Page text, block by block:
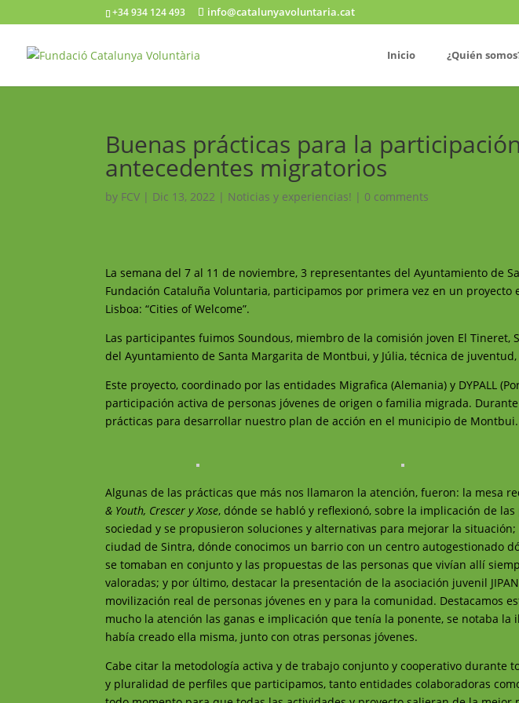
+34 934 124 493 info@catalunyavoluntaria.cat
Inicio ¿Quién
Buenas prácticas para la
antecedentes migratorios
by FCV | Dic 13, 2022 | Noticias y experiencias! | 0 comments
La semana del 7 al 11 de noviembre, 3 representantes del Ayuntamiento de
Fundación Cataluña Voluntaria, participamos por primera vez en un proyecto
Lisboa: “Cities of Welcome”.
Las participantes fuimos Soundous, miembro de la comisión joven El Tineret,
del Ayuntamiento de Santa Margarita de Montbui, y Júlia, técnica de
Este proyecto, coordinado por las entidades Migrafica (Alemania) y DYPALL
participación activa de personas jóvenes de origen o familia migrada.
prácticas para desarrollar nuestro plan de acción en el municipio de Montbui.
Algunas de las prácticas que más nos llamaron la atención, fueron: la mesa
& Youth, Crescer y Xose, dónde se habló y reflexionó, sobre la implicación de
sociedad y se propusieron soluciones y alternativas para mejorar la
ciudad de Sintra, dónde conocimos un barrio con un centro autogestionado
se tomaban en conjunto y las propuestas de las personas que vivían allí
valoradas; y por último, destacar la presentación de la asociación juvenil
movilización real de personas jóvenes en y para la comunidad. Destacamos
mucho la atención las ganas e implicación que tenía la ponente, se notaba
había creado ella misma, junto con otras personas jóvenes.
Cabe citar la metodología activa y de trabajo conjunto y cooperativo durante
y pluralidad de perfiles que participamos, tanto entidades colaboradoras